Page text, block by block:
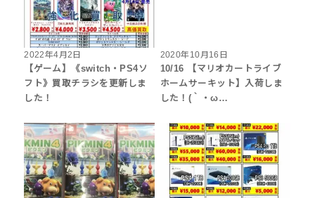
2022年4月2日
【ゲーム】《switch・PS4ソ
フト》買取チラシを更新しま
した！
2020年10月16日
10/16 【マリオカートライブ
ホームサーキット】入荷しま
した！(｀・ω…